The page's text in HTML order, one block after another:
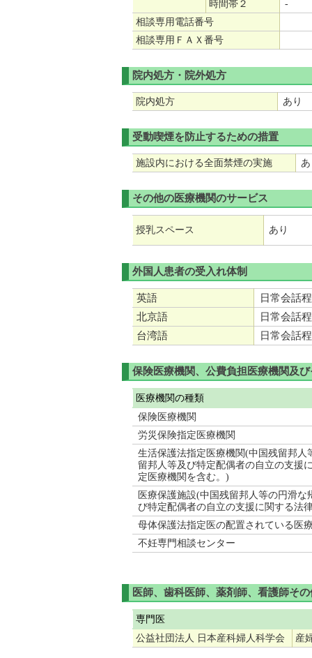
時間帯２
-
相談専用電話番号
相談専用ＦＡＸ番号
院内処方・院外処方
院内処方 あり
受動喫煙を防止するための措置
施設内における全面禁煙の実施
その他の医療機関のサービス
授乳スペース あり
外国人患者の受入れ体制
英語
日常会話
北京語
日常会話
台湾語
日常会話
保険医療機関、公費負担医療機関及
医療機関の種類
保険医療機関
労災保険指定医療機関
生活保護法指定医療機関(中国残留邦
留邦人等及び特定配偶者の自立の支援
定医療機関を含む。)
医療保護施設(中国残留邦人等の円滑
び特定配偶者の自立の支援に関する法
母体保護法指定医の配置されている医
不妊専門相談センター
医師、歯科医師、薬剤師、看護師そ
専門医
公益社団法人 日本産科婦人科学会
産